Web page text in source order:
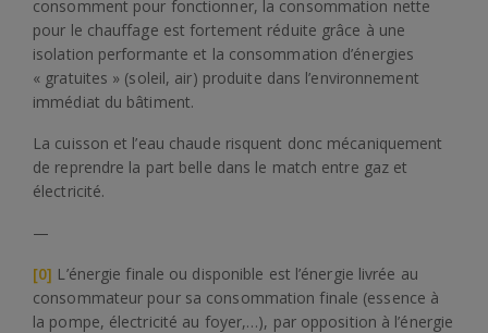
consomment pour fonctionner, la consommation nette
pour le chauffage est fortement réduite grâce à une
isolation performante et la consommation d’énergies
« gratuites » (soleil, air) produite dans l’environnement
immédiat du bâtiment.
La cuisson et l’eau chaude risquent donc mécaniquement
de reprendre la part belle dans le match entre gaz et
électricité.
—
[0] L’énergie finale ou disponible est l’énergie livrée au
consommateur pour sa consommation finale (essence à
la pompe, électricité au foyer,…), par opposition à l’énergie